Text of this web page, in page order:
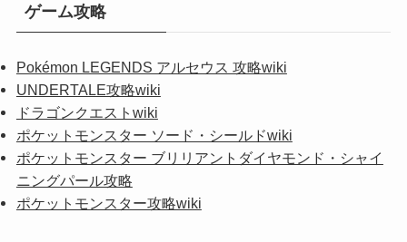
ゲーム攻略
Pokémon LEGENDS アルセウス 攻略wiki
UNDERTALE攻略wiki
ドラゴンクエストwiki
ポケットモンスター ソード・シールドwiki
ポケットモンスター ブリリアントダイヤモンド・シャイ
ニングパール攻略
ポケットモンスター攻略wiki